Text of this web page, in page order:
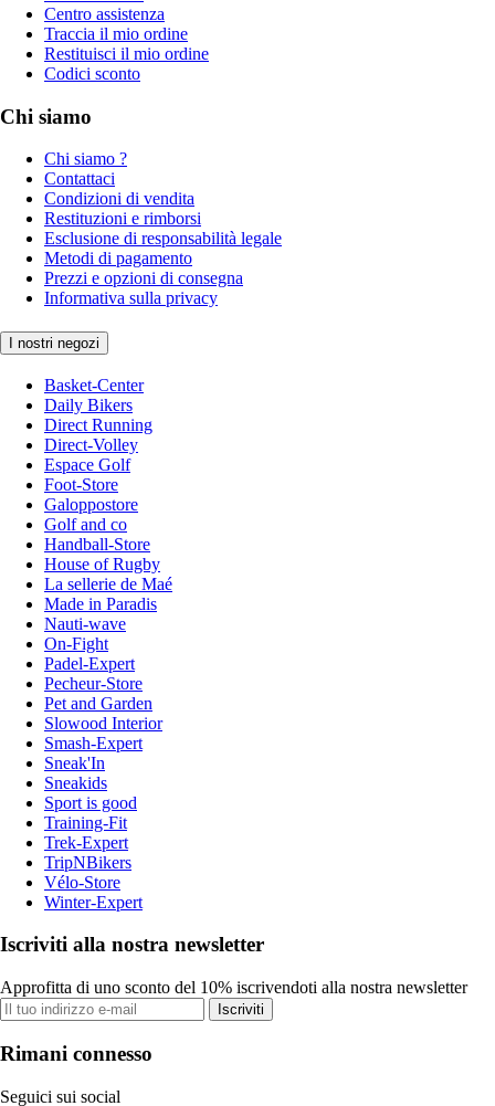
Centro assistenza
Traccia il mio ordine
Restituisci il mio ordine
Codici sconto
Chi siamo
Chi siamo ?
Contattaci
Condizioni di vendita
Restituzioni e rimborsi
Esclusione di responsabilità legale
Metodi di pagamento
Prezzi e opzioni di consegna
Informativa sulla privacy
I nostri negozi
Basket-Center
Daily Bikers
Direct Running
Direct-Volley
Espace Golf
Foot-Store
Galoppostore
Golf and co
Handball-Store
House of Rugby
La sellerie de Maé
Made in Paradis
Nauti-wave
On-Fight
Padel-Expert
Pecheur-Store
Pet and Garden
Slowood Interior
Smash-Expert
Sneak'In
Sneakids
Sport is good
Training-Fit
Trek-Expert
TripNBikers
Vélo-Store
Winter-Expert
Iscriviti alla nostra newsletter
Approfitta di uno sconto del 10% iscrivendoti alla nostra newsletter
Iscriviti
Rimani connesso
Seguici sui social